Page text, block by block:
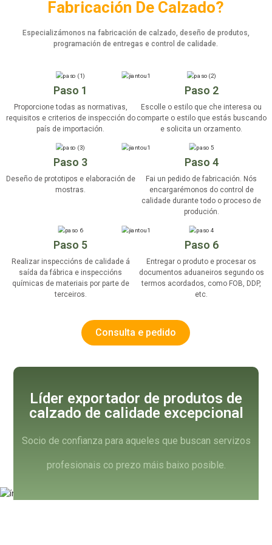
Fabricación De Calzado?
Especializámonos na fabricación de calzado, deseño de produtos,
programación de entregas e control de calidade.
Paso 1
Proporcione todas as normativas,
requisitos e criterios de inspección do
país de importación.
Paso 2
Escolle o estilo que che interesa ou
comparte o estilo que estás buscando
e solicita un orzamento.
Paso 3
Deseño de prototipos e elaboración de
mostras.
Paso 4
Fai un pedido de fabricación. Nós
encargarémonos do control de
calidade durante todo o proceso de
produción.
Paso 5
Realizar inspeccións de calidade á
saída da fábrica e inspeccións
químicas de materiais por parte de
terceiros.
Paso 6
Entregar o produto e procesar os
documentos aduaneiros segundo os
termos acordados, como FOB, DDP,
etc.
Consulta e pedido
Líder exportador de produtos de
calzado de calidade excepcional
Socio de confianza para aqueles que buscan servizos
profesionais co prezo máis baixo posible.